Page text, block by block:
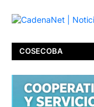
COSECOBA